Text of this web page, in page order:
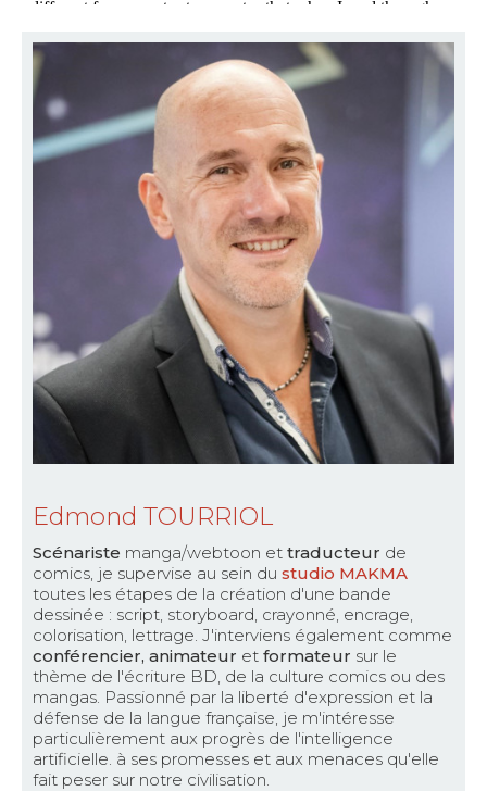
Edmond TOURRIOL
Scénariste manga/webtoon et traducteur de
comics, je supervise au sein du studio MAKMA
toutes les étapes de la création d'une bande
dessinée : script, storyboard, crayonné, encrage,
colorisation, lettrage. J'interviens également comme
conférencier, animateur et formateur sur le
thème de l'écriture BD, de la culture comics ou des
mangas. Passionné par la liberté d'expression et la
défense de la langue française, je m'intéresse
particulièrement aux progrès de l'intelligence
artificielle. à ses promesses et aux menaces qu'elle
fait peser sur notre civilisation.